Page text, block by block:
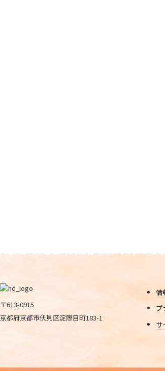
〒613-0915
京都府京都市伏見区淀際目町183-1
情
プ
サ